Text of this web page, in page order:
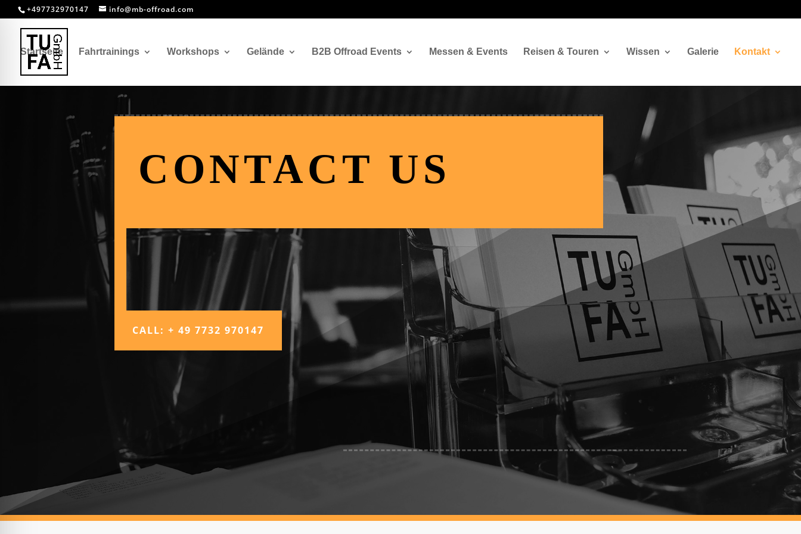
+497732970147 info@mb-offroad.com
Startseite Fahrtrainings Workshops Gelände B2B Offroad Events Messen & Events Reisen & Touren Wissen Galerie Kontakt
CONTACT US
CALL: + 49 7732 970147
info@mb-offroad.com
 www.mb-offroad.com
Kabisländer 3, 78315 Radolfzell
+49 7732 970 146